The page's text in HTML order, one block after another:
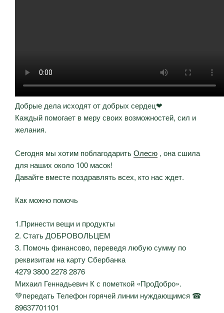
Добрые дела исходят от добрых сердец❤
Каждый помогает в меру своих возможностей, сил и
желания.
Сегодня мы хотим поблагодаритьОлесю , она сшила
для наших около 100 масок!⠀
Давайте вместе поздравлять всех, кто нас ждет.
Как можно помочь
1.Принести вещи и продукты
2. Стать ДОБРОВОЛЬЦЕМ
3. Помочь финансово, переведя любую сумму по
реквизитам на карту Сбербанка
4279 3800 2278 2876
Михаил Геннадьевич К с пометкой «ПроДобро».
💚передать Телефон горячей линии нуждающимся ☎
89637701101